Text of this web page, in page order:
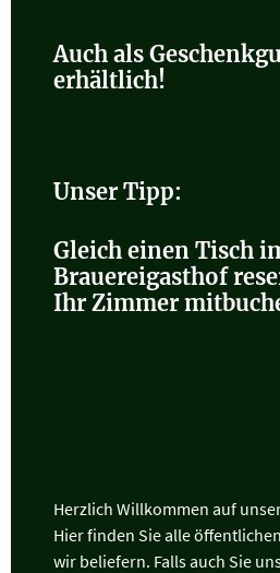
Auch als
erhältlich!
Unser Tipp:
Gleich einen Tisch
Brauereigasthof
Ihr Zimmer
Herzlich Willkommen auf
Hier finden Sie alle
wir beliefern. Falls auch Sie